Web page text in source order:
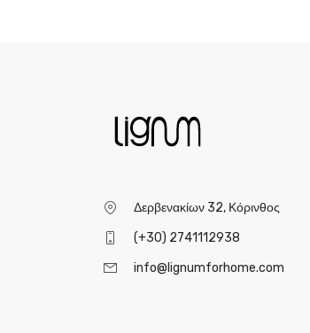
Δερβενακίων 32, Κόρινθος
(+30) 2741112938
info@lignumforhome.com